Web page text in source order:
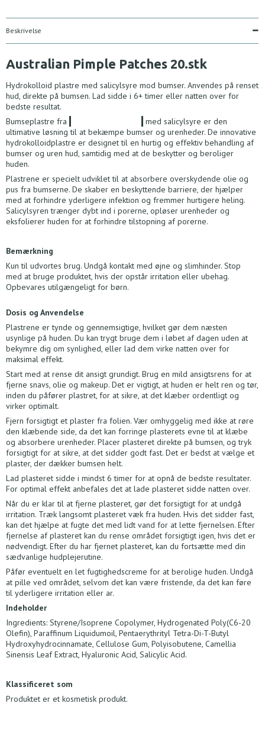
Beskrivelse
Australian Pimple Patches 20.stk
Hydrokolloid plastre med salicylsyre mod bumser. Anvendes på renset
hud, direkte på bumsen. Lad sidde i 6+ timer eller natten over for
bedste resultat.
Bumseplastre fra med salicylsyre er den
ultimative løsning til at bekæmpe bumser og urenheder. De innovative
hydrokolloidplastre er designet til en hurtig og effektiv behandling af
bumser og uren hud, samtidig med at de beskytter og beroliger
huden.
Plastrene er specielt udviklet til at absorbere overskydende olie og
pus fra bumserne. De skaber en beskyttende barriere, der hjælper
med at forhindre yderligere infektion og fremmer hurtigere heling.
Salicylsyren trænger dybt ind i porerne, opløser urenheder og
eksfolierer huden for at forhindre tilstopning af porerne.
Bemærkning
Kun til udvortes brug. Undgå kontakt med øjne og slimhinder. Stop
med at bruge produktet, hvis der opstår irritation eller ubehag.
Opbevares utilgængeligt for børn.
Dosis og Anvendelse
Plastrene er tynde og gennemsigtige, hvilket gør dem næsten
usynlige på huden. Du kan trygt bruge dem i løbet af dagen uden at
bekymre dig om synlighed, eller lad dem virke natten over for
maksimal effekt.
Start med at rense dit ansigt grundigt. Brug en mild ansigtsrens for at
fjerne snavs, olie og makeup. Det er vigtigt, at huden er helt ren og tør,
inden du påfører plastret, for at sikre, at det klæber ordentligt og
virker optimalt.
Fjern forsigtigt et plaster fra folien. Vær omhyggelig med ikke at røre
den klæbende side, da det kan forringe plasterets evne til at klæbe
og absorbere urenheder. Placer plasteret direkte på bumsen, og tryk
forsigtigt for at sikre, at det sidder godt fast. Det er bedst at vælge et
plaster, der dækker bumsen helt.
Lad plasteret sidde i mindst 6 timer for at opnå de bedste resultater.
For optimal effekt anbefales det at lade plasteret sidde natten over.
Når du er klar til at fjerne plasteret, gør det forsigtigt for at undgå
irritation. Træk langsomt plasteret væk fra huden. Hvis det sidder fast,
kan det hjælpe at fugte det med lidt vand for at lette fjernelsen. Efter
fjernelse af plasteret kan du rense området forsigtigt igen, hvis det er
nødvendigt. Efter du har fjernet plasteret, kan du fortsætte med din
sædvanlige hudplejerutine.
Påfør eventuelt en let fugtighedscreme for at berolige huden. Undgå
at pille ved området, selvom det kan være fristende, da det kan føre
til yderligere irritation eller ar.
Indeholder
Ingredients: Styrene/Isoprene Copolymer, Hydrogenated Poly(C6-20
Olefin), Paraffinum Liquidumoil, Pentaerythrityl Tetra-Di-T-Butyl
Hydroxyhydrocinnamate, Cellulose Gum, Polyisobutene, Camellia
Sinensis Leaf Extract, Hyaluronic Acid, Salicylic Acid.
Klassificeret som
Produktet er et kosmetisk produkt.